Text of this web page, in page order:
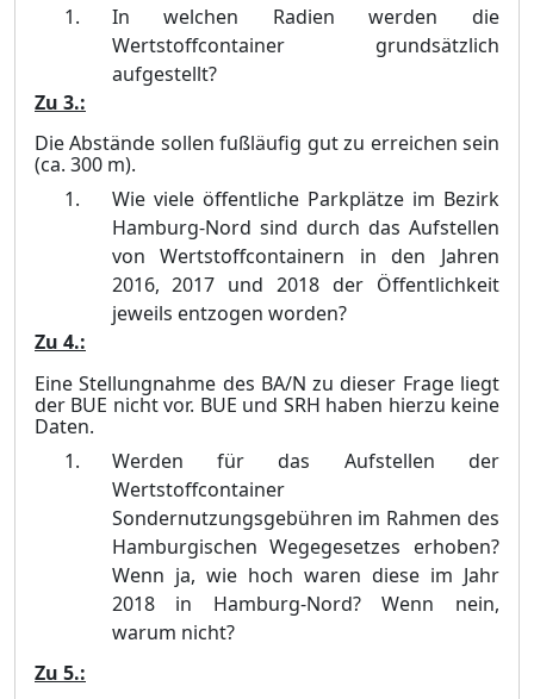
In welchen Radien werden die
Wertstoffcontainer grundsätzlich
aufgestellt?
Zu 3.:
Die Abstände sollen fußläufig gut zu erreichen sein
(ca. 300 m).
Wie viele öffentliche Parkplätze im Bezirk
Hamburg-Nord sind durch das Aufstellen
von Wertstoffcontainern in den Jahren
2016, 2017 und 2018 der Öffentlichkeit
jeweils entzogen worden?
Zu 4.:
Eine Stellungnahme des BA/N zu dieser Frage liegt
der BUE nicht vor. BUE und SRH haben hierzu keine
Daten.
Werden für das Aufstellen der
Wertstoffcontainer
Sondernutzungsgebühren im Rahmen des
Hamburgischen Wegegesetzes erhoben?
Wenn ja, wie hoch waren diese im Jahr
2018 in Hamburg-Nord? Wenn nein,
warum nicht?
Zu 5.: